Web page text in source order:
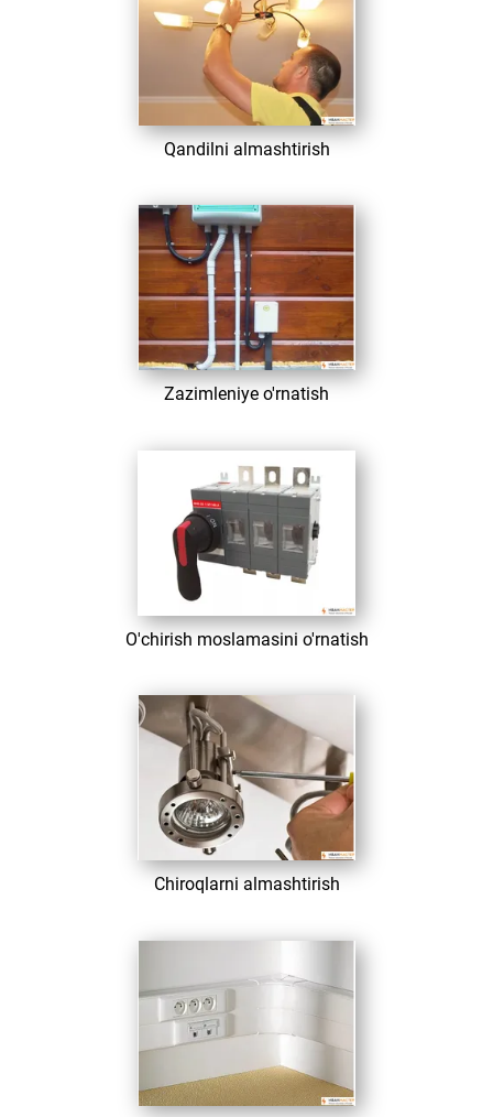
​ Qandilni almashtirish
​ Zazimleniye o'rnatish
​ O'chirish moslamasini o'rnatish
​ Chiroqlarni almashtirish